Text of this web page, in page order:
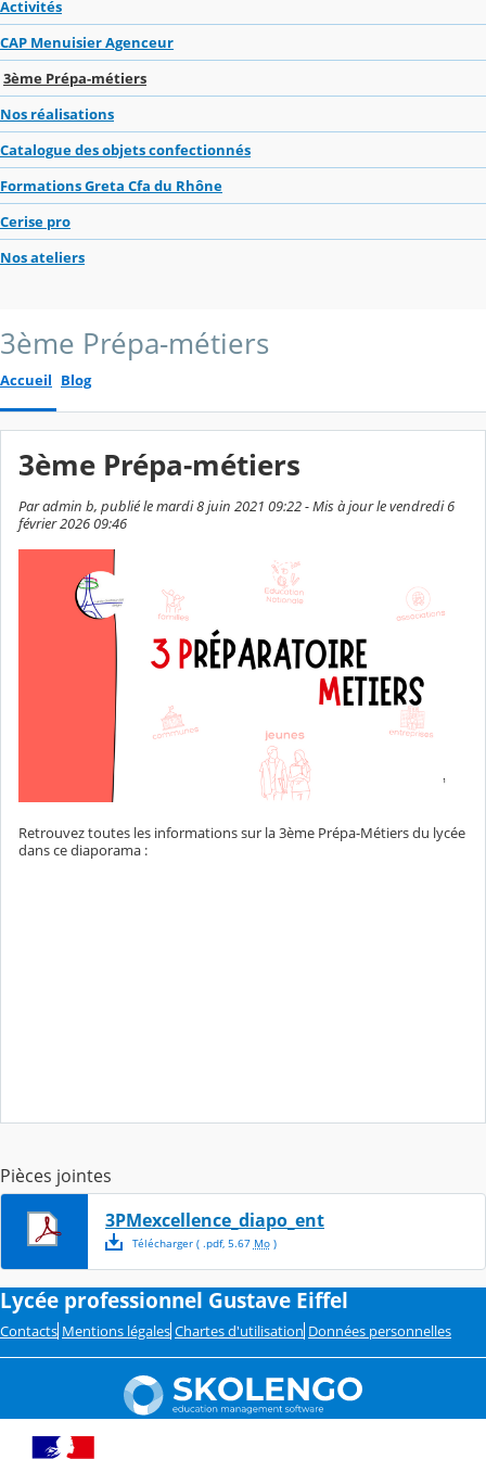
Activités
CAP Menuisier Agenceur
3ème Prépa-métiers
Nos réalisations
Catalogue des objets confectionnés
Formations Greta Cfa du Rhône
Cerise pro
Nos ateliers
3ème Prépa-métiers
Accueil Blog
3ème Prépa-métiers
Par admin b, publié le mardi 8 juin 2021 09:22 - Mis à jour le vendredi 6
février 2026 09:46
Retrouvez toutes les informations sur la 3ème Prépa-Métiers du lycée
dans ce diaporama :
Pièces jointes
3PMexcellence_diapo_ent
Télécharger( .pdf, 5.67 Mo)
Lycée professionnel Gustave Eiffel
Contacts Mentions légales Chartes d'utilisation Données personnelles